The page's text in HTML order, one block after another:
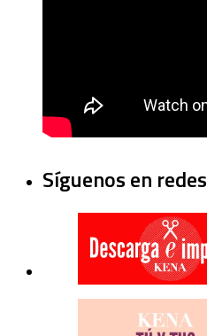
Síguenos en redes